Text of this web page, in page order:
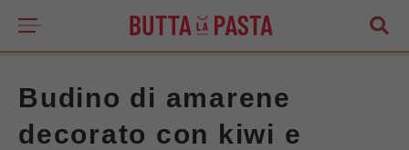
Budino di amarene
decorato con kiwi e